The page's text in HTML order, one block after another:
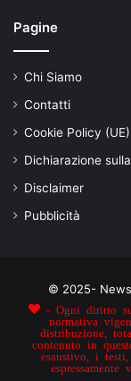
Pagine
Chi Siamo
Contatti
Cookie Policy (UE)
Dichiarazione
Disclaimer
Pubblicità
© 2025-
- Ogni diritto
normativa
distribuzione,
contenuto in
esaustivo, i